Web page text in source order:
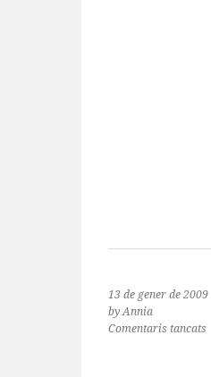
13 de gener de 2009
by Annia
Comentaris tancatsa